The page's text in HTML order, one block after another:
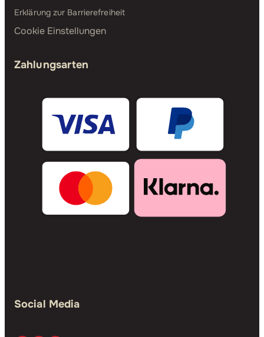
Erklärung zur Barrierefreiheit
Cookie Einstellungen
Zahlungsarten
Social Media